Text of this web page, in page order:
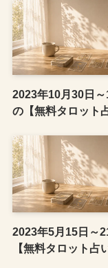
2023年10月30日～
の【無料タロット
2023年5月15日～
【無料タロット占